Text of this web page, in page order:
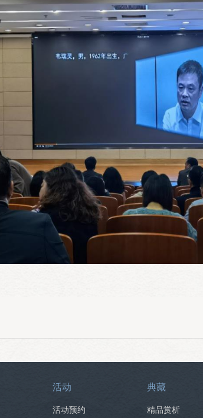
活动
活动预约
典藏
精品赏析